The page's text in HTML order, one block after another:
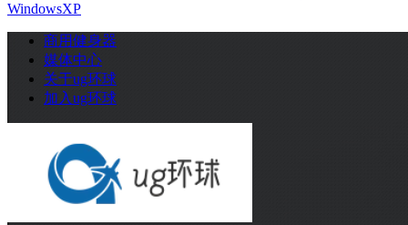
WindowsXP
商用健身器
媒体中心
关于ug环球
加入ug环球